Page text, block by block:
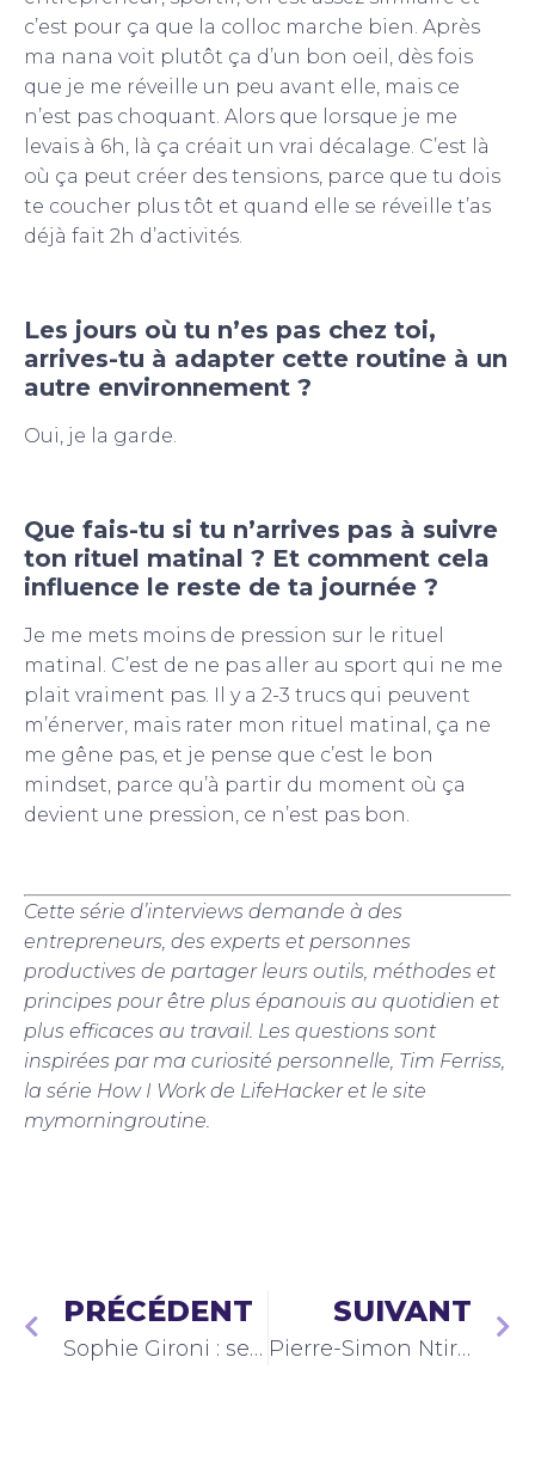
c’est pour ça que la colloc marche bien. Après
ma nana voit plutôt ça d’un bon oeil, dès fois
que je me réveille un peu avant elle, mais ce
n’est pas choquant. Alors que lorsque je me
levais à 6h, là ça créait un vrai décalage. C’est là
où ça peut créer des tensions, parce que tu dois
te coucher plus tôt et quand elle se réveille t’as
déjà fait 2h d’activités.
Les jours où tu n’es pas chez toi,
arrives-tu à adapter cette routine à un
autre environnement ?
Oui, je la garde.
Que fais-tu si tu n’arrives pas à suivre
ton rituel matinal ? Et comment cela
influence le reste de ta journée ?
Je me mets moins de pression sur le rituel
matinal. C’est de ne pas aller au sport qui ne me
plait vraiment pas. Il y a 2-3 trucs qui peuvent
m’énerver, mais rater mon rituel matinal, ça ne
me gêne pas, et je pense que c’est le bon
mindset, parce qu’à partir du moment où ça
devient une pression, ce n’est pas bon.
Cette série d’interviews demande à des
entrepreneurs, des experts et personnes
productives de partager leurs outils, méthodes et
principes pour être plus épanouis au quotidien et
plus efficaces au travail. Les questions sont
inspirées par ma curiosité personnelle, Tim Ferriss,
la série How I Work de LifeHacker et le site
mymorningroutine.
PRÉCÉDENT
Sophie Gironi : ses habitudes de travail et sa morning routine
SUIVANT
Pierre-Simon Ntiruhungwa : ses habitudes de travail et sa morning routine